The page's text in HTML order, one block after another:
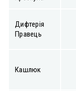
Дифтерія
Правець
Кашлюк